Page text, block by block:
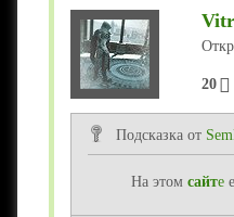
20
Подсказка от
На этом сайте